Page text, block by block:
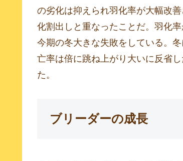
の劣化は抑えられ羽化率が大幅改
化割出しと重なったことだ。羽化率
今期の冬大きな失敗をしている。
亡率は倍に跳ね上がり大いに反省
た。
ブリーダーの成長